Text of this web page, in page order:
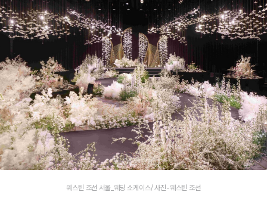
웨스틴 조선 서울_웨딩 쇼케이스/ 사진-웨스틴 조선